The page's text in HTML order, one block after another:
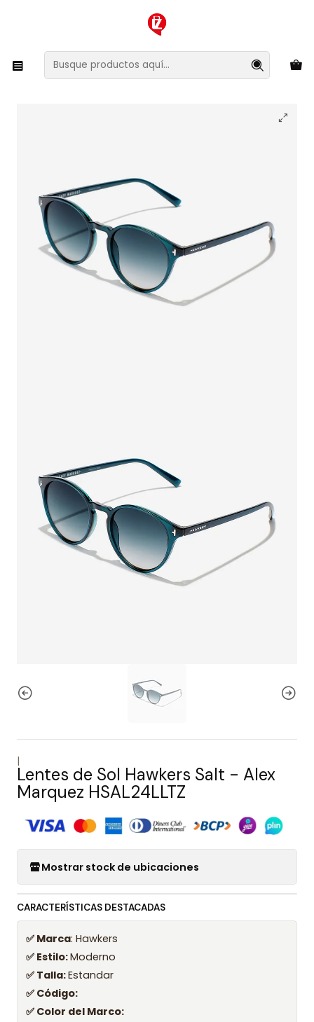
XMAS SALE ¡Compra antes de que la oferta termine!
Lentes y Accesorios Lentes de Sol
Lentes de Sol Hawkers Salt - Alex Marquez HSAL24LLTZ
|
Lentes de Sol Hawkers Salt - Alex
Marquez HSAL24LLTZ
Mostrar stock de ubicaciones
CARACTERÍSTICAS DESTACADAS
✅ Marca: Hawkers
✅ Estilo:Moderno
✅ Talla:Estandar
✅ Código:
✅ Color del Marco: